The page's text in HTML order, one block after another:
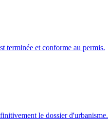
terminée et conforme au permis.
le dossier d'urbanisme.